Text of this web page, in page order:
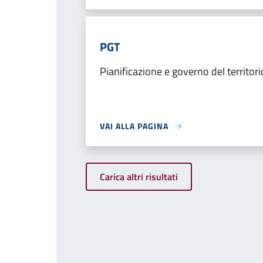
PGT
Pianificazione e governo del
VAI ALLA PAGINA
Carica altri risultati